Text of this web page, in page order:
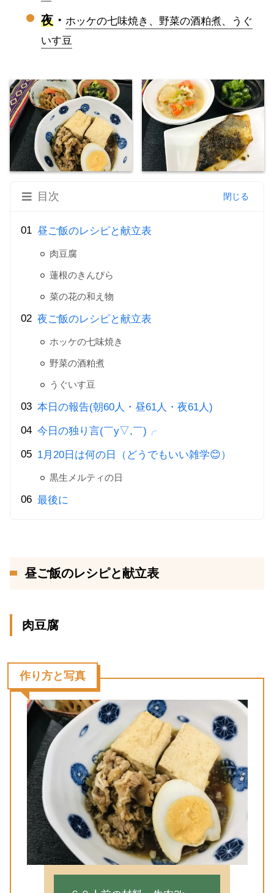
夜 ・ ホッケの七味焼き、野菜の酒粕煮、うぐ
いす豆
目次
昼ご飯のレシピと献立表
肉豆腐
蓮根のきんぴら
菜の花の和え物
夜ご飯のレシピと献立表
ホッケの七味焼き
野菜の酒粕煮
うぐいす豆
本日の報告(朝60人・昼61人・夜61人)
今日の独り言(￣y▽,￣)╭
1月20日は何の日（どうでもいい雑学😊）
黒生メルティの日
最後に
昼ご飯のレシピと献立表
肉豆腐
作り方と写真